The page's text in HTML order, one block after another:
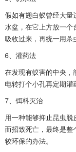
假如有翅白蚁曾经大
水盆，在它上方放一
吸收过来，再统一用杀
6、灌药法
在发现有蚁害的中央
电转打个小孔再定期灌
7、饵料灭治
用一种能够抑止昆虫
而招致死亡，最终是
较环保的办法。